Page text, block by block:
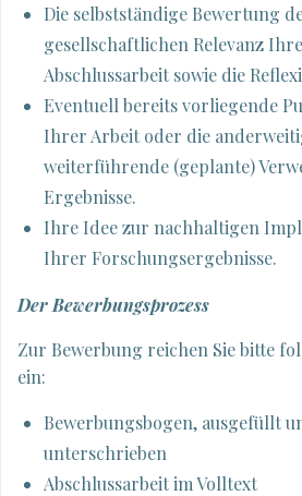
Die selbstständige Bewertung
gesellschaftlichen Relevanz
Abschlussarbeit sowie die
Eventuell bereits vorliegende
Ihrer Arbeit oder die
weiterführende (geplante)
Ergebnisse.
Ihre Idee zur nachhaltigen
Ihrer Forschungsergebnisse.
Der Bewerbungsprozess
Zur Bewerbung reichen Sie bitte
ein:
Bewerbungsbogen, ausgefüllt
unterschrieben
Abschlussarbeit im Volltext